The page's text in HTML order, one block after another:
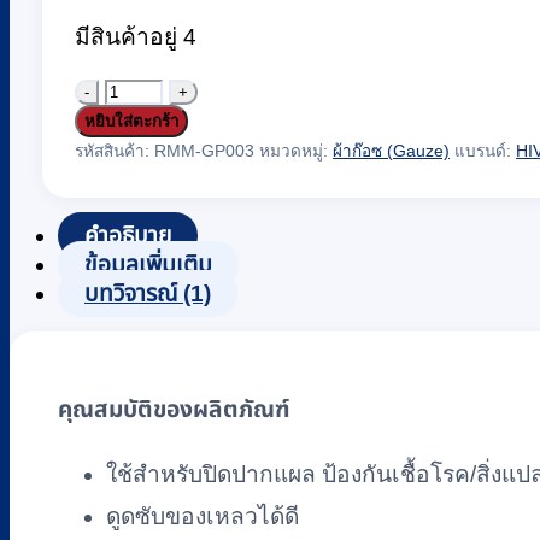
มีสินค้าอยู่ 4
จำนวน
ก๊อ
ส
เต
อร์
Drain
ขนาด
x
หยิบใส่ตะกร้า
รหัสสินค้า: RMM-GP003 หมวดหมู่: ผ้าก๊อซ (Gauze) แบรนด์:
คำอธิบาย
ข้อมูลเพิ่มเติม
บทวิจารณ์ (1)
คุณสมบัติของผลิตภัณฑ์
ใช้สำหรับปิดปากแผล ป้องกันเชื้อโรค/สิ่งแป
ดูดซับของเหลวได้ดี